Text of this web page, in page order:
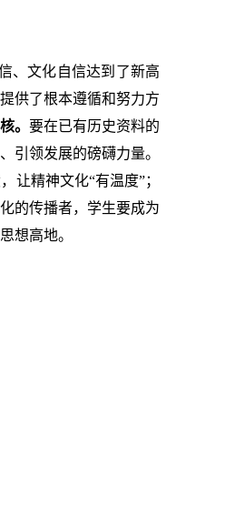
、文化自信达到了新高
供了根本遵循和努力方
。 要在已有历史资料的
引领发展的磅礴力量。
让精神文化“有温度”；
的传播者，学生要成为
想高地。